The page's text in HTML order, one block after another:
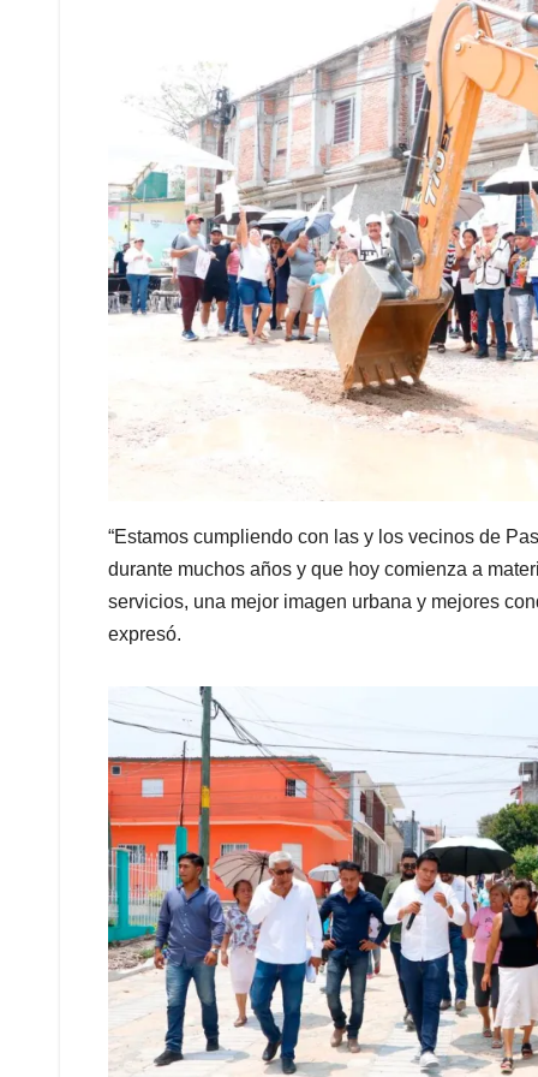
“Estamos cumpliendo con las y los vecinos de
durante muchos años y que hoy comienza a
servicios, una mejor imagen urbana y mejores
expresó.